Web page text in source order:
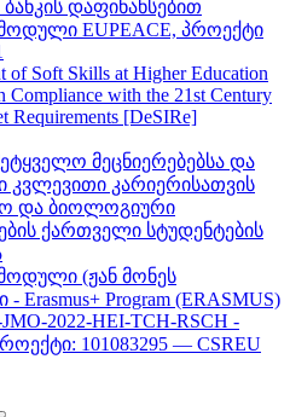
დაფინანსებით
EUPEACE, პროექტი
of Soft Skills at Higher Education
Compliance with the 21st Century
Requirements [DeSIRe]
მეცნიერებებსა და
კვლევითი კარიერისათვის
და ბიოლოგიური
ქართველი სტუდენტების
(ჟან მონეს
- Erasmus+ Program (ERASMUS)
2022-HEI-TCH-RSCH -
101083295 — CSREU